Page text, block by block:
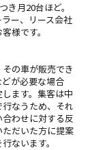
月20台ほど。
ー、リース会社
様です。
の車が販売でき
が必要な場合
ます。集客は中
なうため、それ
わせに対する反
だいた方に提案
ないます。